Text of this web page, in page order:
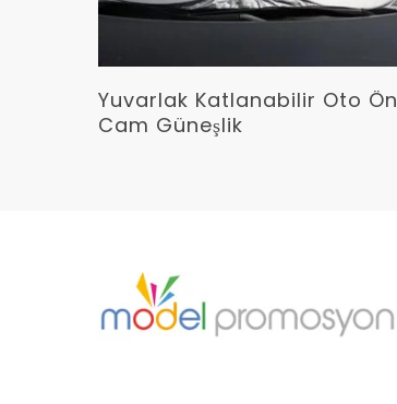
Devamını Oku
Yuvarlak Katlanabilir Oto Ön
Cam Güneşlik